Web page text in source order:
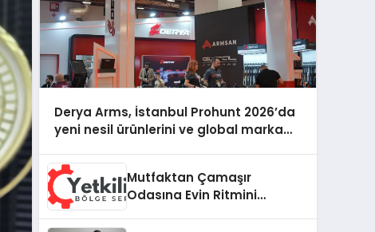
Derya Arms, İstanbul Prohunt 2026’da
yeni nesil ürünlerini ve global marka
Mutfaktan Çamaşır
Odasına Evin Ritmini